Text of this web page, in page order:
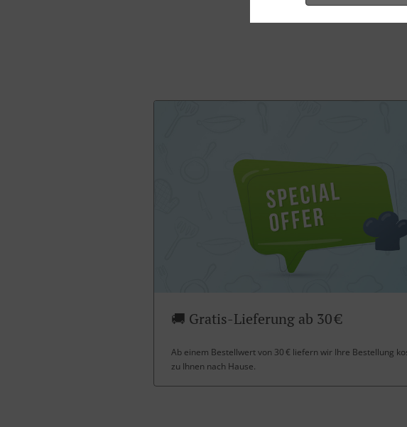
🚚 Gratis-Lieferung ab 30 €
Ab einem Bestellwert von 30 € liefern wir Ihre Bestellung
zu Ihnen nach Hause.